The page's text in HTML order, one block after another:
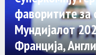
R
фаворитите за
Мундијалот
Франција,